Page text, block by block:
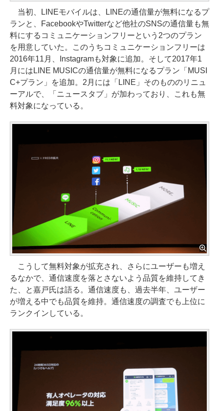
当初、LINEモバイルは、LINEの通信量が無料になるプ
ランと、FacebookやTwitterなど他社のSNSの通信量も無
料にするコミュニケーションフリーという2つのプラン
を用意していた。このうちコミュニケーションフリーは
2016年11月、Instagramも対象に追加。そして2017年1
月にはLINE MUSICの通信量が無料になるプラン「MUSI
C+プラン」を追加。2月には「LINE」そのもののリニュ
ーアルで、「ニュースタブ」が加わっており、これも無
料対象になっている。
こうして無料対象が拡充され、さらにユーザーも増え
るなかで、通信速度を落とさないよう品質を維持してき
た、と嘉戸氏は語る。通信速度も、過去半年、ユーザー
が増える中でも品質を維持。通信速度の調査でも上位に
ランクインしている。